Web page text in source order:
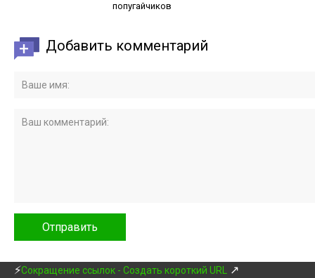
попугайчиков
Добавить комментарий
⚡Сокращение ссылок - Создать короткий URL ↗